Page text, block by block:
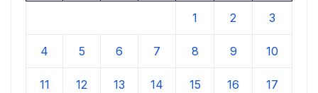
1 2 3
4 5 6 7 8 9 10
11 12 13 14 15 16 17